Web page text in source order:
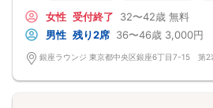
ワンランク上の出逢いを銀座で
女性 受付終了 32〜42歳 無料
男性 残り2席 36〜46歳 3,000円
銀座ラウンジ 東京都中央区銀座6丁目7-15 第2